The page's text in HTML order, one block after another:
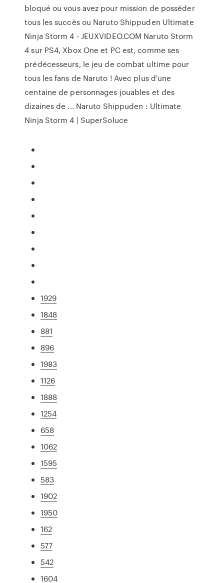
bloqué ou vous avez pour mission de posséder
tous les succès ou Naruto Shippuden Ultimate
Ninja Storm 4 - JEUXVIDEO.COM Naruto Storm
4 sur PS4, Xbox One et PC est, comme ses
prédécesseurs, le jeu de combat ultime pour
tous les fans de Naruto ! Avec plus d'une
centaine de personnages jouables et des
dizaines de ... Naruto Shippuden : Ultimate
Ninja Storm 4 | SuperSoluce
1929
1848
881
896
1983
1126
1888
1254
658
1062
1595
583
1902
1950
162
577
542
1604